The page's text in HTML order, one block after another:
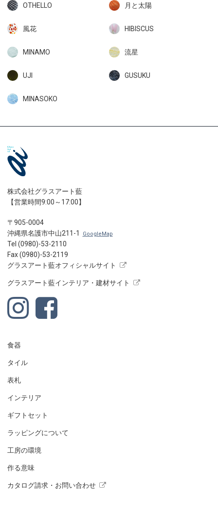
OTHELLO 月と太陽
風花 HIBISCUS
MINAMO 流星
UJI GUSUKU
MINASOKO
株式会社グラスアート藍
【営業時間9:00～17:00】
〒905-0004
沖縄県名護市中山211-1
GoogleMap
Tel (0980)-53-2110
Fax (0980)-53-2119
グラスアート藍オフィシャルサイト
グラスアート藍インテリア・建材サイト
食器
タイル
表札
インテリア
ギフトセット
ラッピングについて
工房の環境
作る意味
カタログ請求・お問い合わせ